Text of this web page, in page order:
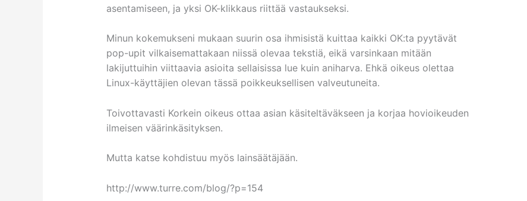
asentamiseen, ja yksi OK-klikkaus riittää vastaukseksi.
Minun kokemukseni mukaan suurin osa ihmisistä kuittaa kaikki OK:ta pyytävät
pop-upit vilkaisemattakaan niissä olevaa tekstiä, eikä varsinkaan mitään
lakijuttuihin viittaavia asioita sellaisissa lue kuin aniharva. Ehkä oikeus olettaa
Linux-käyttäjien olevan tässä poikkeuksellisen valveutuneita.
Toivottavasti Korkein oikeus ottaa asian käsiteltäväkseen ja korjaa hovioikeuden
ilmeisen väärinkäsityksen.
Mutta katse kohdistuu myös lainsäätäjään.
http://www.turre.com/blog/?p=154